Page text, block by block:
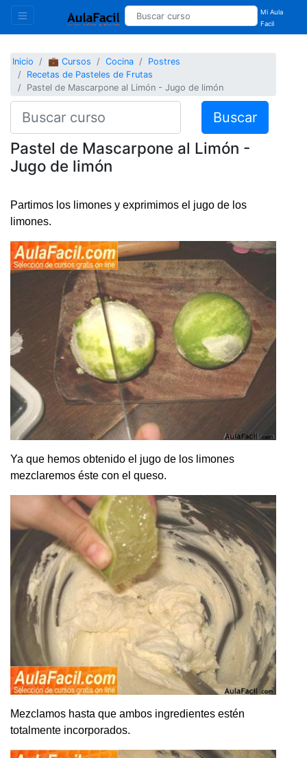
Mi Aula
Facil
Inicio 💼 Cursos Cocina
Postres
Recetas de Pasteles de Frutas
Pastel de Mascarpone al Limón - Jugo de limón
Buscar
Pastel de Mascarpone al Limón -
Jugo de limón
Partimos los limones y exprimimos el jugo de los
limones.
Ya que hemos obtenido el jugo de los limones
mezclaremos éste con el queso.
Mezclamos hasta que ambos ingredientes estén
totalmente incorporados.